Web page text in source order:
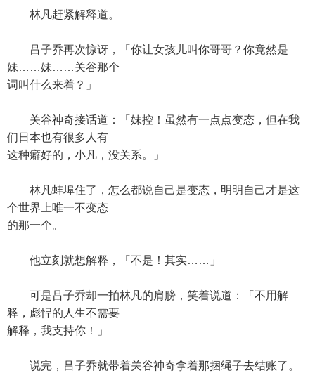
林凡赶紧解释道。
吕子乔再次惊讶，「你让女孩儿叫你哥哥？你竟然是
妹……妹……关谷那个
词叫什么来着？」
关谷神奇接话道：「妹控！虽然有一点点变态，但在我
们日本也有很多人有
这种癖好的，小凡，没关系。」
林凡蚌埠住了，怎么都说自己是变态，明明自己才是这
个世界上唯一不变态
的那一个。
他立刻就想解释，「不是！其实……」
可是吕子乔却一拍林凡的肩膀，笑着说道：「不用解
释，彪悍的人生不需要
解释，我支持你！」
说完，吕子乔就带着关谷神奇拿着那捆绳子去结账了。